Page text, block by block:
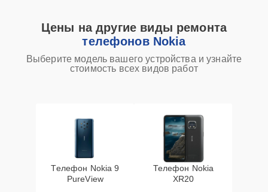
Цены на другие виды ремонта
телефонов Nokia
Выберите модель вашего устройства и узнайте
стоимость всех видов работ
Телефон Nokia 9
PureView
Телефон Nokia
XR20